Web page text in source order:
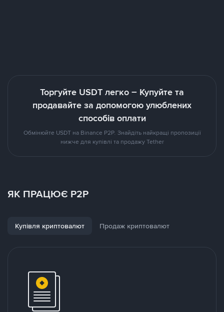
Торгуйте USDT легко – Купуйте та
продавайте за допомогою улюблених
способів оплати
Обмінюйте USDT на Binance P2P. Знайдіть найкращі пропозиції
нижче для купівлі та продажу Tether
ЯК ПРАЦЮЄ P2P
Купівля криптовалют Продаж криптовалют